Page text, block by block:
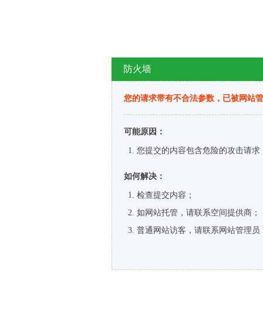
防火墙
您的请求带有不合法参数，已被网站
可能原因：
您提交的内容包含危险的攻击请求
如何解决：
检查提交内容；
如网站托管，请联系空间提供商；
普通网站访客，请联系网站管理员